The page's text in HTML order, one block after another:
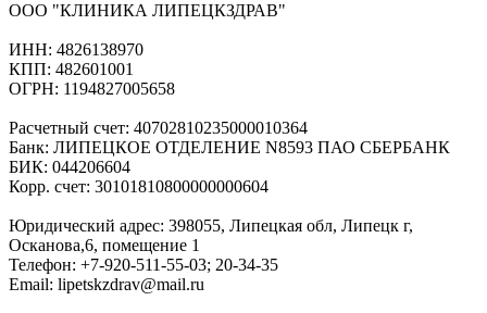
ООО "КЛИНИКА ЛИПЕЦКЗДРАВ"
ИНН: 4826138970
КПП: 482601001
ОГРН: 1194827005658
Расчетный счет: 40702810235000010364
Банк: ЛИПЕЦКОЕ ОТДЕЛЕНИЕ N8593 ПАО СБЕРБАНК
БИК: 044206604
Корр. счет: 30101810800000000604
Юридический адрес: 398055, Липецкая обл, Липецк г,
Осканова,6, помещение 1
Телефон: +7-920-511-55-03; 20-34-35
Email: lipetskzdrav@mail.ru